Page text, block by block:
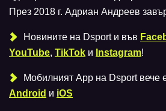
През 2018 г. Адриан Андреев
Новините на Dsport и във
YouTube, TikTok и Instagram!
Мобилният Аpp на Dsport вече е
Android и iOS